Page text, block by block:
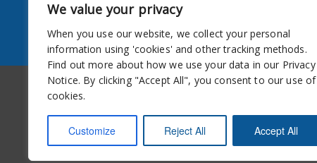
We value your privacy
When you use our website, we collect your personal
information using 'cookies' and other tracking methods.
Find out more about how we use your data in our Privacy
Notice. By clicking "Accept All", you consent to our use of
cookies.
Customize Reject All Accept All
Pwy ydyn ni
Gwasanaethau
Hygyrchedd Cylchlythyr